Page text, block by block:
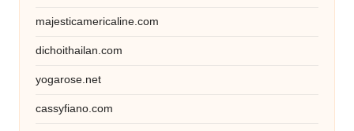
majesticamericaline.com
dichoithailan.com
yogarose.net
cassyfiano.com